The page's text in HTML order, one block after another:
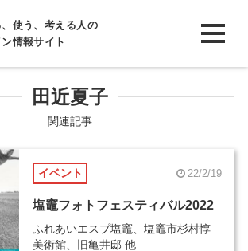
使う、考える人の
情報サイト
田近夏子
関連記事
イベント 22/2/19
塩竈フォトフェスティバル2022
ふれあいエスプ塩竈、塩竈市杉村惇
美術館、旧亀井邸 他